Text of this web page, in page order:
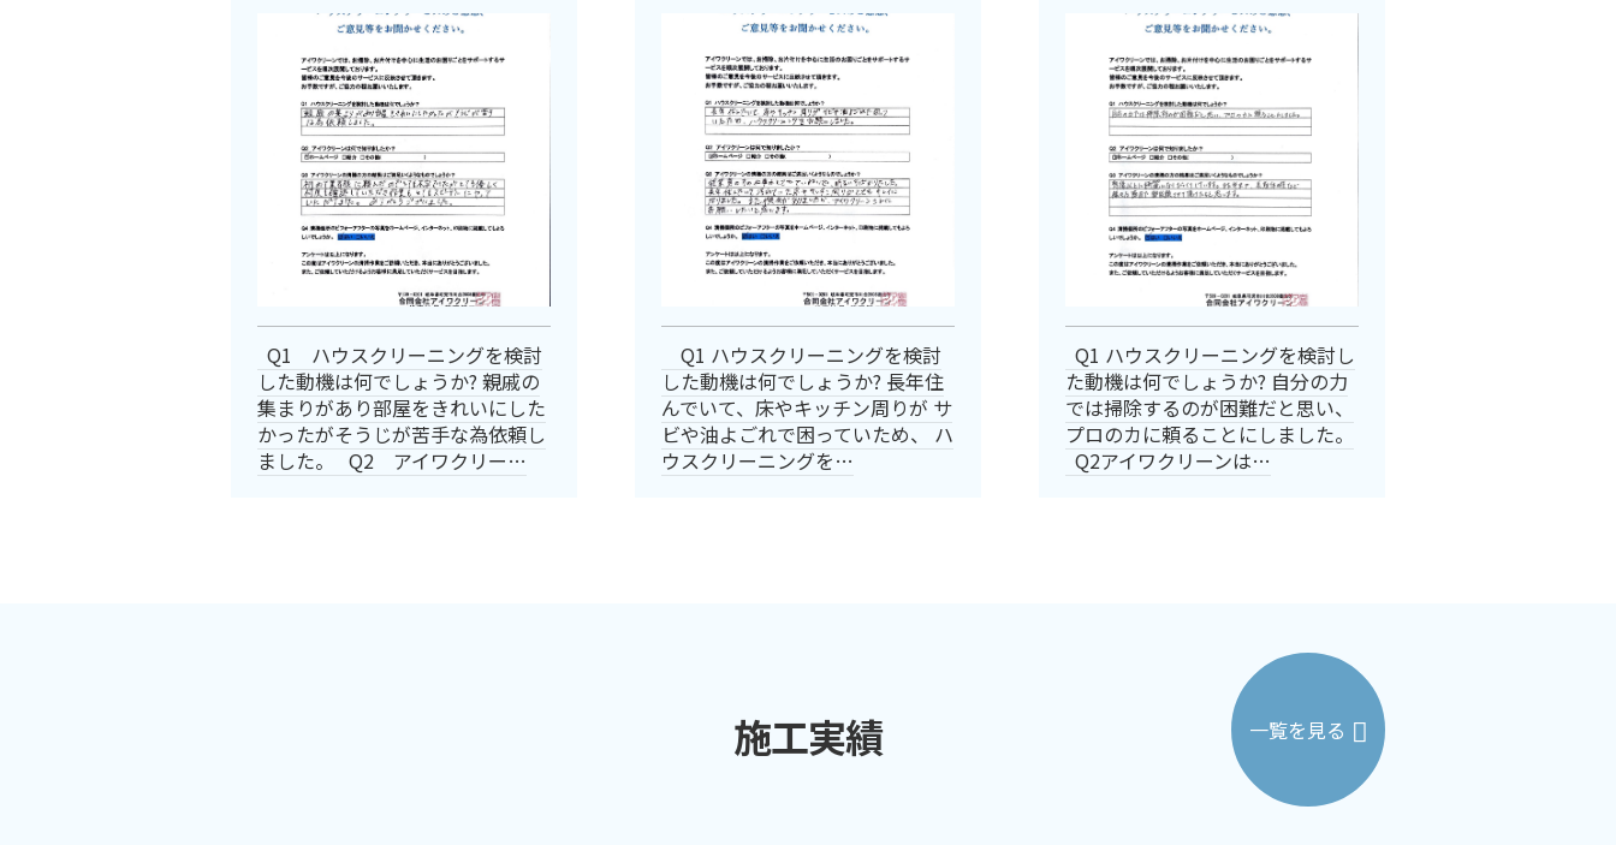
Q1 ハウスクリーニングを検討
した動機は何でしょうか? 親戚の
集まりがあり部屋をきれいにした
かったがそうじが苦手な為依頼し
ました。 Q2 アイワクリー…
Q1 ハウスクリーニングを検討
した動機は何でしょうか? 長年住
んでいて、床やキッチン周りが サ
ビや油よごれで困っていため、 ハ
ウスクリーニングを…
Q1 ハウスクリーニングを検討し
た動機は何でしょうか? 自分の力
では掃除するのが困難だと思い、
プロのカに頼ることにしました。
Q2アイワクリーンは…
施工実績 一覧を見る